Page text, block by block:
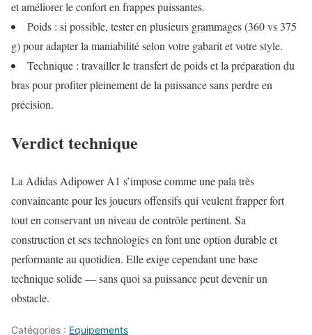
et améliorer le confort en frappes puissantes.
Poids : si possible, tester en plusieurs grammages (360 vs 375
g) pour adapter la maniabilité selon votre gabarit et votre style.
Technique : travailler le transfert de poids et la préparation du
bras pour profiter pleinement de la puissance sans perdre en
précision.
Verdict technique
La Adidas Adipower A1 s’impose comme une pala très
convaincante pour les joueurs offensifs qui veulent frapper fort
tout en conservant un niveau de contrôle pertinent. Sa
construction et ses technologies en font une option durable et
performante au quotidien. Elle exige cependant une base
technique solide — sans quoi sa puissance peut devenir un
obstacle.
Catégories : Equipements